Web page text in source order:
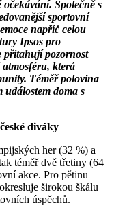
Společně s
sportovní
napříč celou
Ipsos pro
přitahují pozornost
která
Téměř polovina
událostem doma s
diváky
her (32 %) a
téměř dvě třetiny (64
akce. Pro pětinu
širokou škálu
úspěchů.